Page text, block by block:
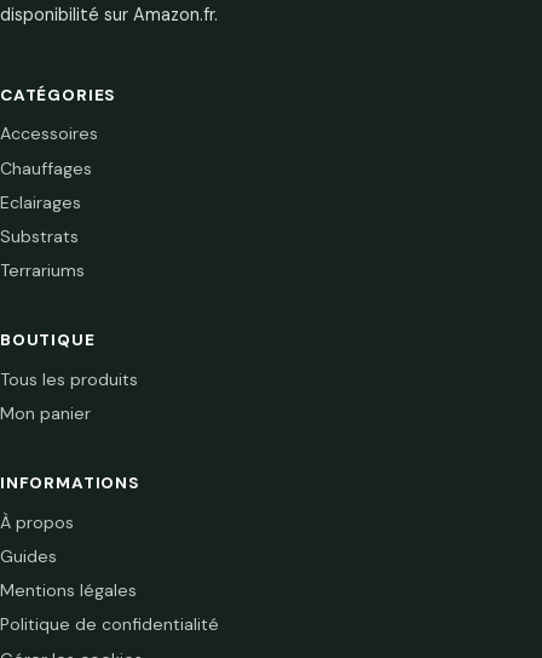
disponibilité sur Amazon.fr.
CATÉGORIES
Accessoires
Chauffages
Eclairages
Substrats
Terrariums
BOUTIQUE
Tous les produits
Mon panier
INFORMATIONS
À propos
Guides
Mentions légales
Politique de confidentialité